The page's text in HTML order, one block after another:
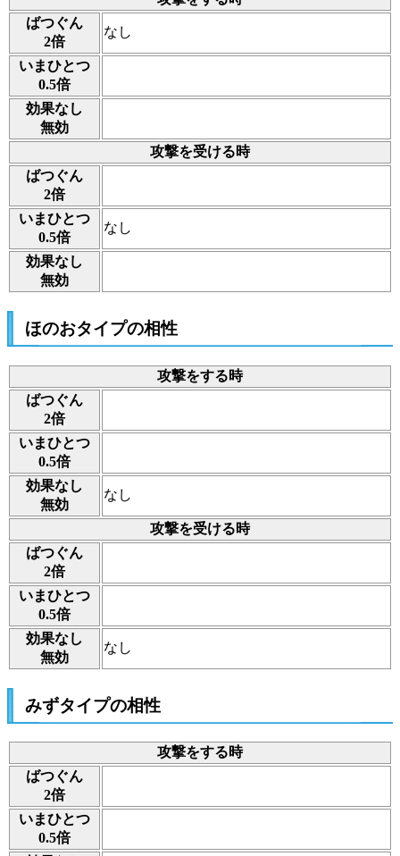
ばつぐん
2倍
なし
いまひとつ
0.5倍
効果なし
無効
攻撃を受ける時
ばつぐん
2倍
いまひとつ
0.5倍
なし
効果なし
無効
ほのおタイプの相性
攻撃をする時
ばつぐん
2倍
いまひとつ
0.5倍
効果なし
無効
なし
攻撃を受ける時
ばつぐん
2倍
いまひとつ
0.5倍
効果なし
無効
なし
みずタイプの相性
攻撃をする時
ばつぐん
2倍
いまひとつ
0.5倍